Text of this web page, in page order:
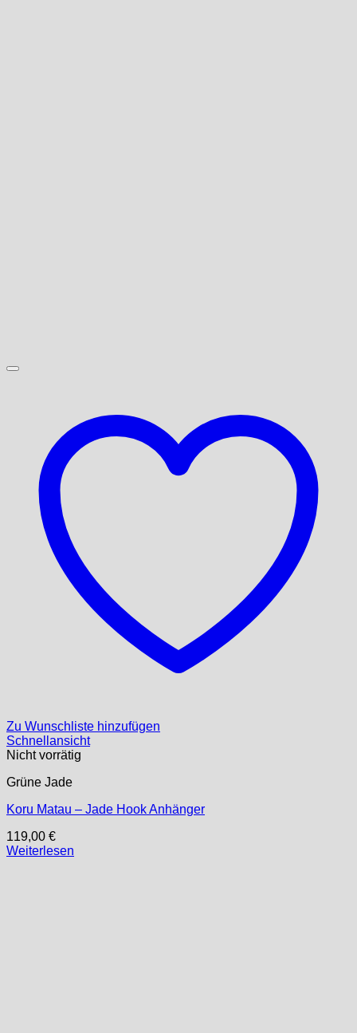
Zu Wunschliste hinzufügen
Schnellansicht
Nicht vorrätig
Grüne Jade
Koru Matau – Jade Hook Anhänger
119,00 €
Weiterlesen